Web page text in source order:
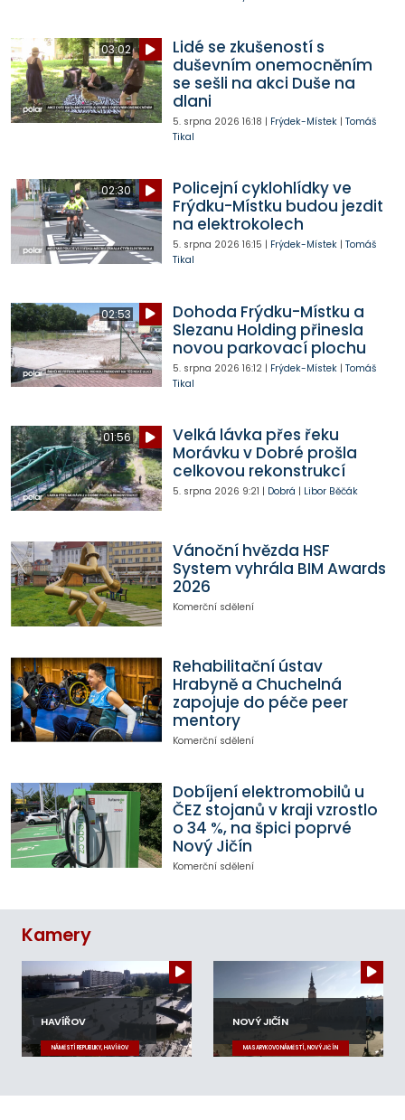
03:02
Lidé se zkušeností s
duševním onemocněním
se sešli na akci Duše na
dlani
5. srpna 2026 16:18 | Frýdek-Místek| Tomáš
Tikal
02:30
Policejní cyklohlídky ve
Frýdku-Místku budou jezdit
na elektrokolech
5. srpna 2026 16:15 | Frýdek-Místek| Tomáš
Tikal
02:53
Dohoda Frýdku-Místku a
Slezanu Holding přinesla
novou parkovací plochu
5. srpna 2026 16:12| Frýdek-Místek| Tomáš
Tikal
01:56
Velká lávka přes řeku
Morávku v Dobré prošla
celkovou rekonstrukcí
5. srpna 2026 9:21 | Dobrá | Libor Běčák
Vánoční hvězda HSF
System vyhrála BIM Awards
2026
Komerční sdělení
Rehabilitační ústav
Hrabyně a Chuchelná
zapojuje do péče peer
mentory
Komerční sdělení
Dobíjení elektromobilů u
ČEZ stojanů v kraji vzrostlo
o 34 %, na špici poprvé
Nový Jičín
Komerční sdělení
Kamery
HAVÍŘOV
NÁMĚSTÍ REPUBLIKY, HAVÍŘOV
NOVÝ JIČÍN
MASARYKOVO NÁMĚSTÍ, NOVÝ JIČÍN